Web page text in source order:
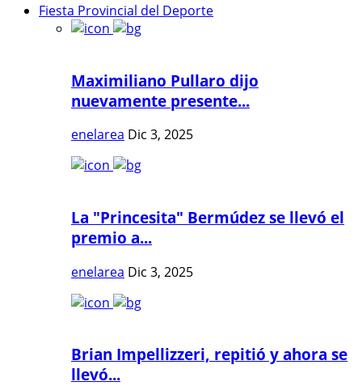
Fiesta Provincial del Deporte
Maximiliano Pullaro dijo
nuevamente presente...
enelarea Dic 3, 2025
La "Princesita" Bermúdez se llevó el
premio a...
enelarea Dic 3, 2025
Brian Impellizzeri, repitió y ahora se
llevó...